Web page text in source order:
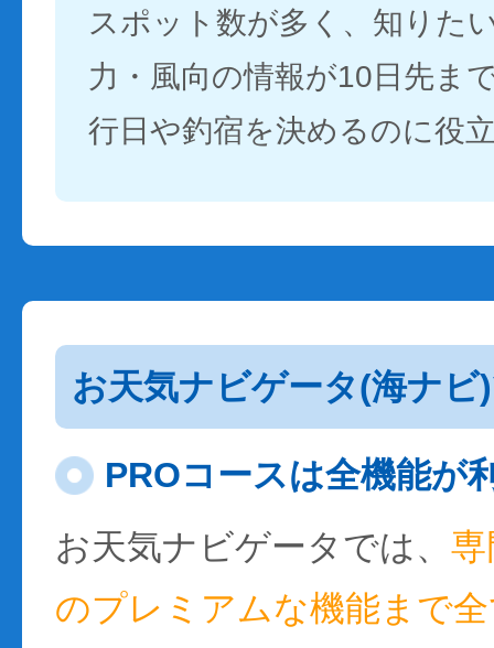
スポット数が多く、知りた
力・風向の情報が10日先ま
行日や釣宿を決めるのに役
お天気ナビゲータ(海ナビ
PROコースは全機能が
お天気ナビゲータでは、
のプレミアムな機能まで